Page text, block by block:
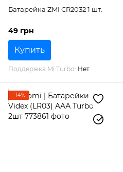
Батарейка ZMI CR2032 1 шт.
49 грн
Купить
Поддержка Mi Turbo Нет
−14%